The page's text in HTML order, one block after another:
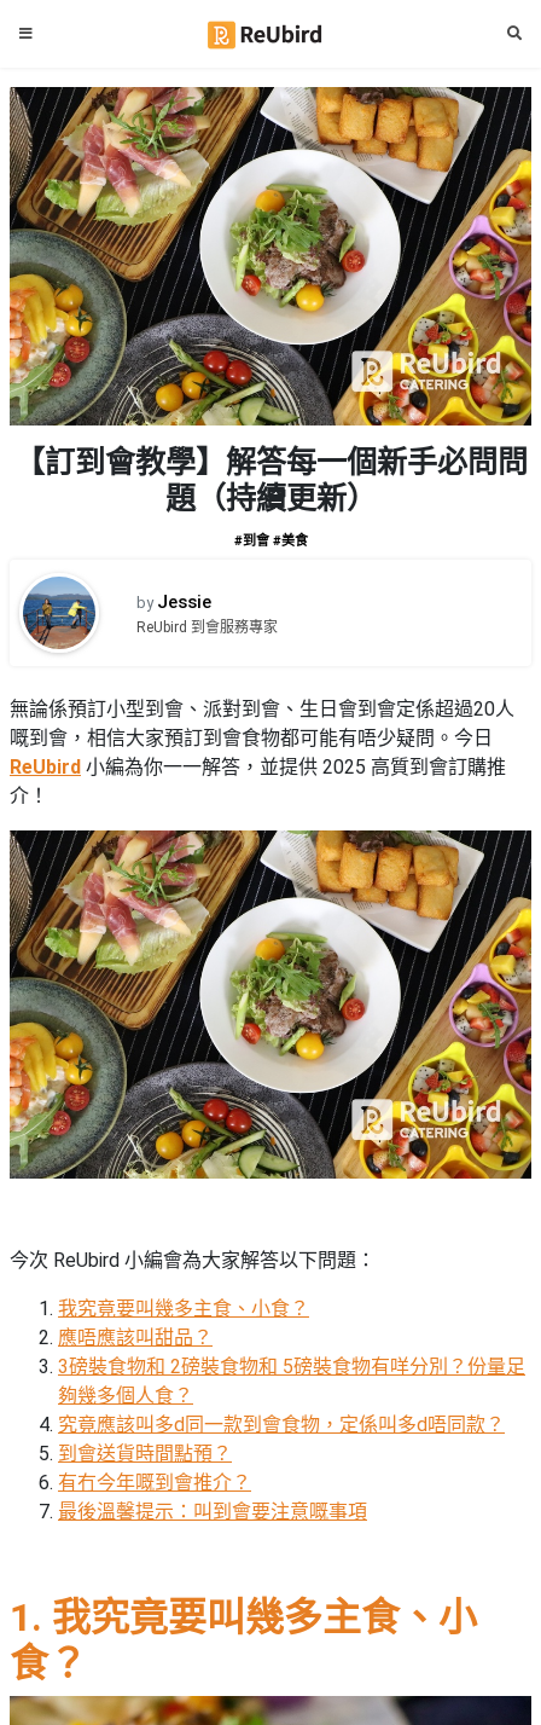
繁
中
EN
登
入
註
冊
分
類
Party
Room
到
會
美
食
特
色
蛋
糕
花
束
及
花
藝
製
禮
物
場
地
佈
置
即
食
即
煮
活
動
類
型
搞
Party
朋
友
聚
會
慶
祝
生
日
拖
企
業/
公
活
動
婚
活
動
活
動
攻
略
活
動
攻
略
會
員
計
劃
需
軟
夾
間
神
器
願
清
單
們
生
日
#
拍
拖
好
去
處
#
室
內
好
去
處
物
#18
區
去
處
#Party
Room
#
影
相
好
去
處
#
美
食
#
親
子
處
節
日
結
婚
#
週
#
地
【訂到會教學】解答每一個新手必問問
題（持續更新）
#到會 #美食
by Jessie
ReUbird 到會服務專家
無論係預訂小型到會、派對到會、生日會到會定係超過20人
嘅到會，相信大家預訂到會食物都可能有唔少疑問。今日
ReUbird 小編為你一一解答，並提供 2025 高質到會訂購推
介！
今次 ReUbird 小編會為大家解答以下問題：
我究竟要叫幾多主食、小食？
應唔應該叫甜品？
3磅裝食物和 2磅裝食物和 5磅裝食物有咩分別？份量足
夠幾多個人食？
究竟應該叫多d同一款到會食物，定係叫多d唔同款？
到會送貨時間點預？
有冇今年嘅到會推介？
最後溫馨提示：叫到會要注意嘅事項
1. 我究竟要叫幾多主食、小
食？